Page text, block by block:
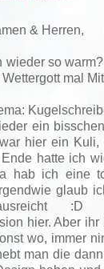
& Herren,
wieder so
mal
ein
hier ein
hatte ich
hab ich eine
glaub
:D
hier. Aber
wo, immer
man die